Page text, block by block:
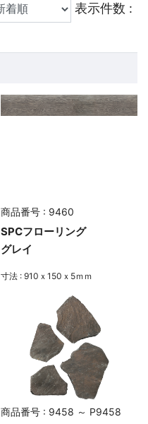
表示件数 :
商品番号 : 9460
SPCフローリング
グレイ
寸法 : 910ｘ150ｘ5ｍｍ
商品番号 : 9458 ～ P9458